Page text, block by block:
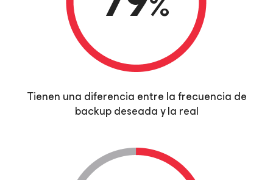
Tienen una diferencia entre la frecuencia de
backup deseada y la real